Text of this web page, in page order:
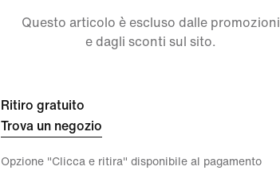
Questo articolo è escluso dalle promozioni
e dagli sconti sul sito.
Ritiro gratuito
Trova un negozio
Opzione "Clicca e ritira" disponibile al pagamento